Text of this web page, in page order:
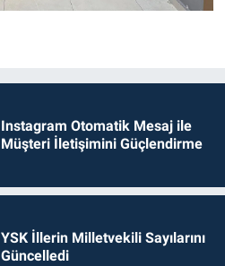
Instagram Otomatik Mesaj ile
Müşteri İletişimini Güçlendirme
YSK İllerin Milletvekili Sayılarını
Güncelledi